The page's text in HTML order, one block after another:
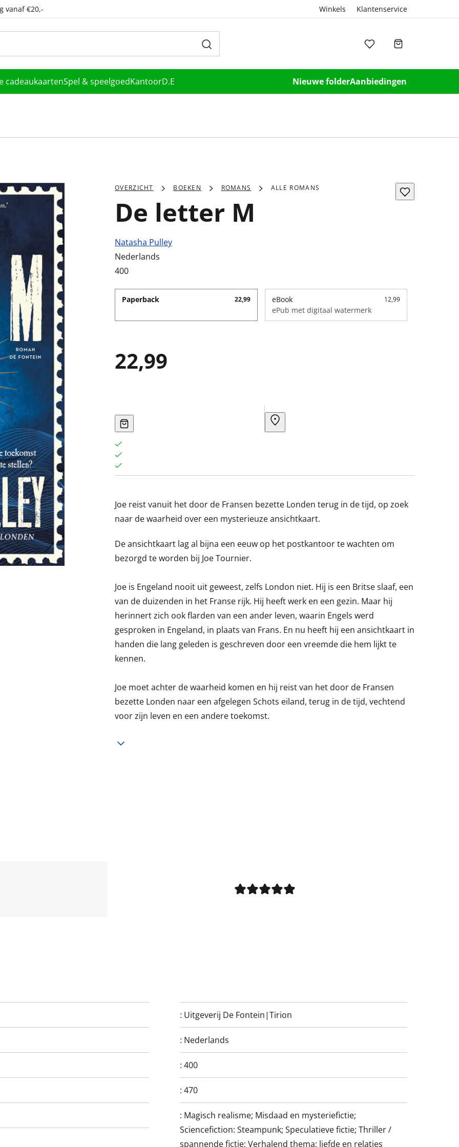
vanaf €20,- Winkels Klantenservice
cadeaukaartenSpel & speelgoedKantoorD.E Nieuwe folderAanbiedingen
OVERZICHT BOEKEN ROMANS ALLE ROMANS
De letter M
Natasha Pulley
Nederlands
400
Paperback 22,99 eBook 12,99
ePub met digitaal watermerk
22,99
Joe reist vanuit het door de Fransen bezette Londen terug in de tijd, op zoek
naar de waarheid over een mysterieuze ansichtkaart.
De ansichtkaart lag al bijna een eeuw op het postkantoor te wachten om
bezorgd te worden bij Joe Tournier.
Joe is Engeland nooit uit geweest, zelfs London niet. Hij is een Britse slaaf, een
van de duizenden in het Franse rijk. Hij heeft werk en een gezin. Maar hij
herinnert zich ook flarden van een ander leven, waarin Engels werd
gesproken in Engeland, in plaats van Frans. En nu heeft hij een ansichtkaart in
handen die lang geleden is geschreven door een vreemde die hem lijkt te
kennen.
Joe moet achter de waarheid komen en hij reist van het door de Fransen
bezette Londen naar een afgelegen Schots eiland, terug in de tijd, vechtend
voor zijn leven en een andere toekomst.
: Uitgeverij De Fontein|Tirion
: Nederlands
:400
:470
: Magisch realisme; Misdaad en mysteriefictie;
Sciencefiction: Steampunk; Speculatieve fictie; Thriller /
spannende fictie; Verhalend thema: liefde en relaties